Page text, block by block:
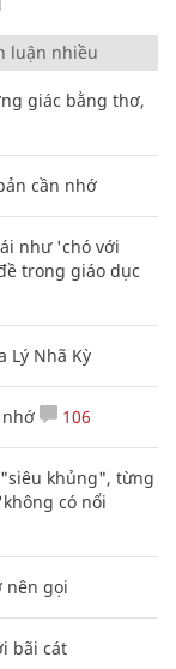
luận nhiều
giác bằng thơ,
cần nhớ
như 'chó với
trong giáo dục
Lý Nhã Kỳ
nhớ 106
khủng", từng
có nổi
nên gọi
bãi cát